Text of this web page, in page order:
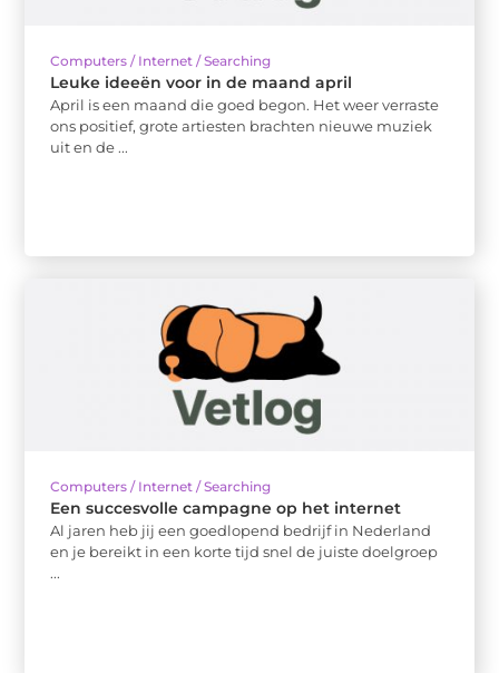
Computers / Internet / Searching
Leuke ideeën voor in de maand april
April is een maand die goed begon. Het weer verraste
ons positief, grote artiesten brachten nieuwe muziek
uit en de ...
Computers / Internet / Searching
Een succesvolle campagne op het internet
Al jaren heb jij een goedlopend bedrijf in Nederland
en je bereikt in een korte tijd snel de juiste doelgroep
...